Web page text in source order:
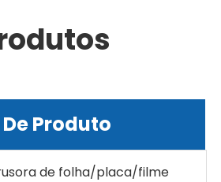
Produto
de folha/placa/filme